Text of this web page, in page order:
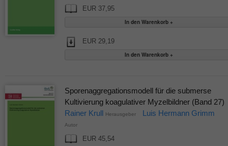
EUR 37,95
EUR 29,19
Sporenaggregationsmodell für die submerse
Kultivierung koagulativer Myzelbildner (Band 27)
Rainer Krull Herausgeber Luis Hermann Grimm
Autor
EUR 45,54